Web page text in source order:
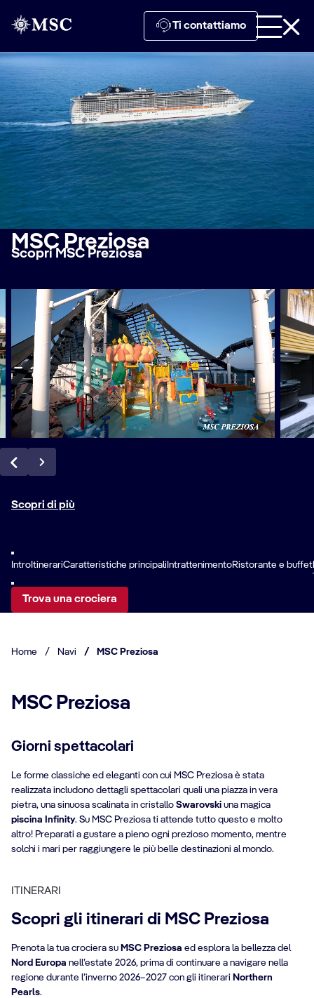
Ti contattiamo
MSC Preziosa
Scopri MSC Preziosa
Scopri di più
Intro ItinerariCaratteristiche principali IntrattenimentoRistorante e buffet
Trova una crociera
Home / Navi / MSC Preziosa
MSC Preziosa
Giorni spettacolari
Le forme classiche ed eleganti con cui MSC Preziosa è stata
realizzata includono dettagli spettacolari quali una piazza in vera
pietra, una sinuosa scalinata in cristallo Swarovski una magica
piscina Infinity. Su MSC Preziosa ti attende tutto questo e molto
altro! Preparati a gustare a pieno ogni prezioso momento, mentre
solchi i mari per raggiungere le più belle destinazioni al mondo.
ITINERARI
Scopri gli itinerari di MSC Preziosa
Prenota la tua crociera su MSC Preziosa ed esplora la bellezza del
Nord Europa nell’estate 2026, prima di continuare a navigare nella
regione durante l’inverno 2026–2027 con gli itinerari Northern
Pearls.